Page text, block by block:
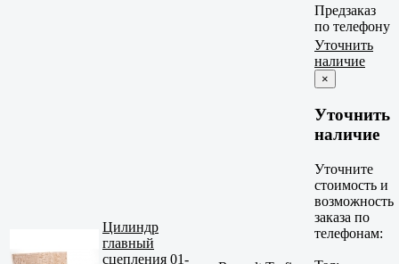
Предзаказ
по телефону
Цилиндр
главный
сцепления 01-
Уточнить
наличие
×
Уточнить
наличие
Уточните
стоимость и
возможность
заказа по
телефонам: